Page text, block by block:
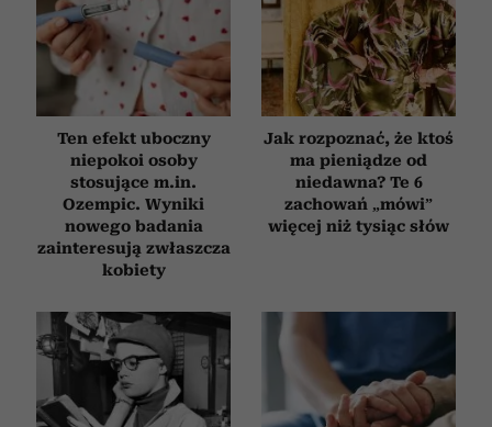
Ten efekt uboczny
niepokoi osoby
stosujące m.in.
Ozempic. Wyniki
nowego badania
zainteresują zwłaszcza
kobiety
Jak rozpoznać, że ktoś
ma pieniądze od
niedawna? Te 6
zachowań „mówi”
więcej niż tysiąc słów